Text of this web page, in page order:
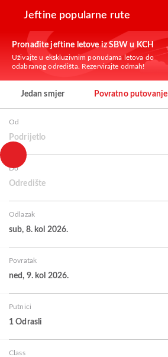
Jeftine popularne rute
Pronađite jeftine letove iz SBW u KCH
Uživajte u ekskluzivnim ponudama letova do
odabranog odredišta. Rezervirajte odmah!
Jedan smjer Povratno putovanje
Od
Podrijetlo
Do
Odredište
Odlazak
sub, 8. kol 2026.
Povratak
ned, 9. kol 2026.
Putnici
1 Odrasli
Class